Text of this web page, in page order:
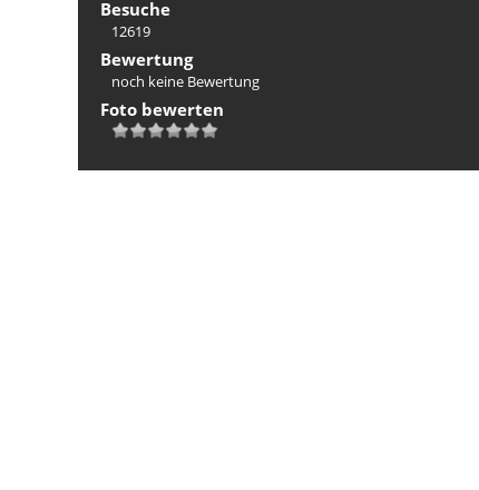
Besuche
12619
Bewertung
noch keine Bewertung
Foto bewerten